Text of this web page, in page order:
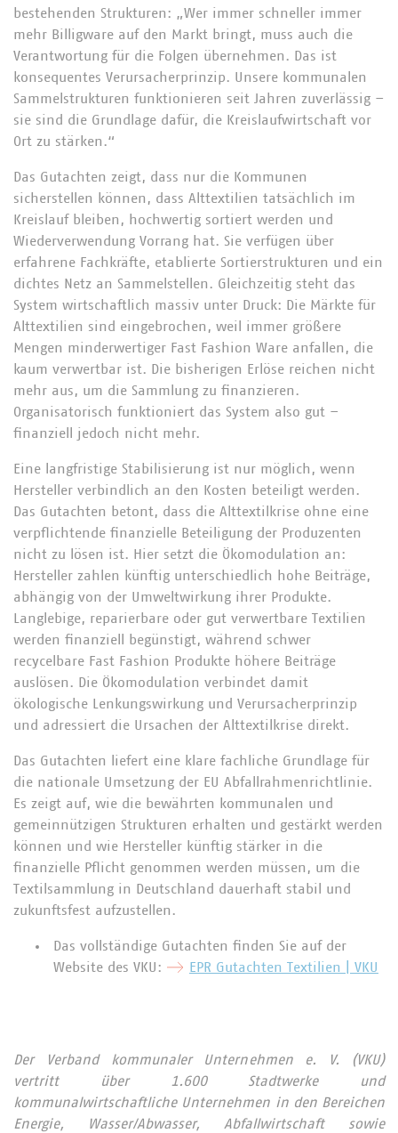
bestehenden Strukturen: „Wer immer schneller immer
mehr Billigware auf den Markt bringt, muss auch die
Verantwortung für die Folgen übernehmen. Das ist
konsequentes Verursacherprinzip. Unsere kommunalen
Sammelstrukturen funktionieren seit Jahren zuverlässig –
sie sind die Grundlage dafür, die Kreislaufwirtschaft vor
Ort zu stärken.“
Das Gutachten zeigt, dass nur die Kommunen
sicherstellen können, dass Alttextilien tatsächlich im
Kreislauf bleiben, hochwertig sortiert werden und
Wiederverwendung Vorrang hat. Sie verfügen über
erfahrene Fachkräfte, etablierte Sortierstrukturen und ein
dichtes Netz an Sammelstellen. Gleichzeitig steht das
System wirtschaftlich massiv unter Druck: Die Märkte für
Alttextilien sind eingebrochen, weil immer größere
Mengen minderwertiger Fast Fashion Ware anfallen, die
kaum verwertbar ist. Die bisherigen Erlöse reichen nicht
mehr aus, um die Sammlung zu finanzieren.
Organisatorisch funktioniert das System also gut –
finanziell jedoch nicht mehr.
Eine langfristige Stabilisierung ist nur möglich, wenn
Hersteller verbindlich an den Kosten beteiligt werden.
Das Gutachten betont, dass die Alttextilkrise ohne eine
verpflichtende finanzielle Beteiligung der Produzenten
nicht zu lösen ist. Hier setzt die Ökomodulation an:
Hersteller zahlen künftig unterschiedlich hohe Beiträge,
abhängig von der Umweltwirkung ihrer Produkte.
Langlebige, reparierbare oder gut verwertbare Textilien
werden finanziell begünstigt, während schwer
recycelbare Fast Fashion Produkte höhere Beiträge
auslösen. Die Ökomodulation verbindet damit
ökologische Lenkungswirkung und Verursacherprinzip
und adressiert die Ursachen der Alttextilkrise direkt.
Das Gutachten liefert eine klare fachliche Grundlage für
die nationale Umsetzung der EU Abfallrahmenrichtlinie.
Es zeigt auf, wie die bewährten kommunalen und
gemeinnützigen Strukturen erhalten und gestärkt werden
können und wie Hersteller künftig stärker in die
finanzielle Pflicht genommen werden müssen, um die
Textilsammlung in Deutschland dauerhaft stabil und
zukunftsfest aufzustellen.
Das vollständige Gutachten finden Sie auf der
Website des VKU:
EPR Gutachten Textilien | VKU
Der Verband kommunaler Unternehmen e. V. (VKU)
vertritt über 1.600 Stadtwerke und
kommunalwirtschaftliche Unternehmen in den Bereichen
Energie, Wasser/Abwasser, Abfallwirtschaft sowie